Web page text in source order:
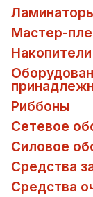
Мастер-
Риббоны
Сетевое
Силовое
Средства
Средства